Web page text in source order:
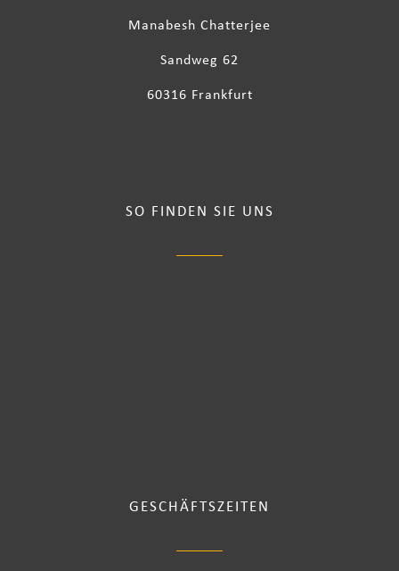
Manabesh Chatterjee
Sandweg 62
60316 Frankfurt
SO FINDEN SIE UNS
GESCHÄFTSZEITEN